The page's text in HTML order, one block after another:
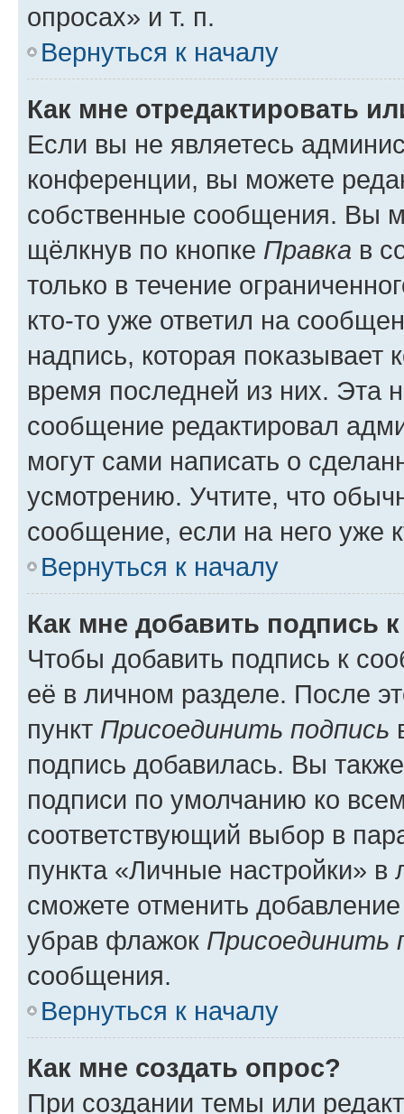
опросах» и т. п.
Вернуться к началу
Как мне отредактировать
Если вы не являетесь
конференции, вы можете
собственные сообщения. Вы
щёлкнув по кнопке Правка в
только в течение
кто-то уже ответил на
надпись, которая показывает
время последней из них. Эта
сообщение редактировал
могут сами написать о
усмотрению. Учтите, что
сообщение, если на него уже
Вернуться к началу
Как мне добавить подпись
Чтобы добавить подпись к
её в личном разделе. После
пункт Присоединить подпись
подпись добавилась. Вы
подписи по умолчанию ко
соответствующий выбор в
пункта «Личные настройки»
сможете отменить
убрав флажок Присоединить
сообщения.
Вернуться к началу
Как мне создать опрос?
При создании темы или